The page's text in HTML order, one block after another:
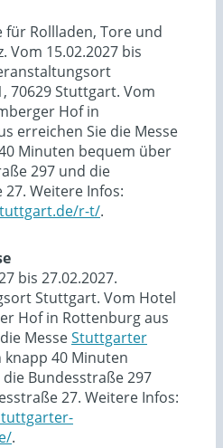
für Rollladen, Tore und
Vom 15.02.2027 bis
70629 Stuttgart. Vom
Hof in
erreichen Sie die Messe
Minuten bequem über
297 und die
Weitere Infos:
r-t/.
bis 27.02.2027.
Stuttgart. Vom Hotel
Hof in Rottenburg aus
MesseStuttgarter
knapp 40 Minuten
Bundesstraße 297
27. Weitere Infos:
.